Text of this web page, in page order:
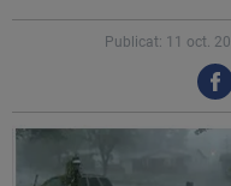
Publicat: 11 oct.